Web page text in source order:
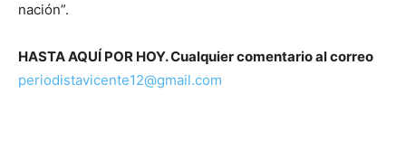
nación”.
HASTA AQUÍ POR HOY. Cualquier comentario al correo
periodistavicente12@gmail.com